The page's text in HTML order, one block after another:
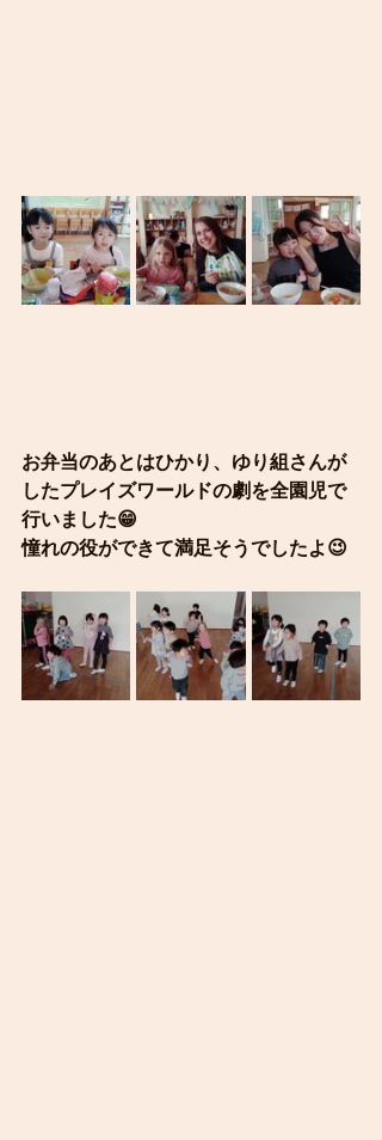
お弁当のあとはひかり、ゆり組さんが
したプレイズワールドの劇を全園児で
行いました😁
憧れの役ができて満足そうでしたよ😉